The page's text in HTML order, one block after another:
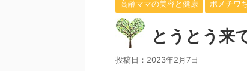
高齢ママの美容と健康 ポメチワ
とうとう来
投稿日： 2023年2月7日